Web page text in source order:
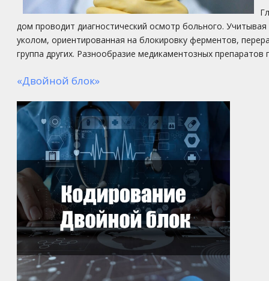
дом проводит диагностический осмотр больного.
уколом, ориентированная на блокировку ферментов,
группа других. Разнообразие медикаментозных
«Двойной блок»